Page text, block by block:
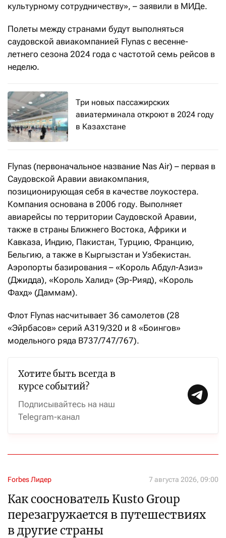
культурному сотрудничеству», – заявили в МИДе.
Полеты между странами будут выполняться
саудовской авиакомпанией Flynas с весенне-
летнего сезона 2024 года с частотой семь рейсов в
неделю.
Три новых пассажирских
авиатерминала откроют в 2024 году
в Казахстане
Flynas (первоначальное название Nas Air) – первая в
Саудовской Аравии авиакомпания,
позиционирующая себя в качестве лоукостера.
Компания основана в 2006 году. Выполняет
авиарейсы по территории Саудовской Аравии,
также в страны Ближнего Востока, Африки и
Кавказа, Индию, Пакистан, Турцию, Францию,
Бельгию, а также в Кыргызстан и Узбекистан.
Аэропорты базирования – «Король Абдул-Азиз»
(Джидда), «Король Халид» (Эр-Рияд), «Король
Фахд» (Даммам).
Флот Flynas насчитывает 36 самолетов (28
«Эйрбасов» серий А319/320 и 8 «Боингов»
модельного ряда В737/747/767).
Хотите быть всегда в
курсе событий?
Подписывайтесь на наш
Telegram-канал
Forbes Лидер 7 августа 2026, 09:00
Как сооснователь Kusto Group
перезагружается в путешествиях
в другие страны